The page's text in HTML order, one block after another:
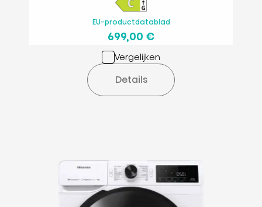
EU-productdatablad
699,00 €
Vergelijken
Details